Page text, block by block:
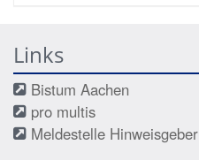
Links
Bistum Aachen
pro multis
Meldestelle Hinweisgeber